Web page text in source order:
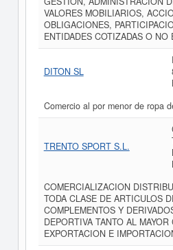
VALORES MOBILIARIOS,
OBLIGACIONES,
ENTIDADES COTIZADAS O NO
DITON SL
Comercio al por menor de ropa
TRENTO SPORT S.L.
COMERCIALIZACION
TODA CLASE DE ARTICULOS
COMPLEMENTOS Y
DEPORTIVA TANTO AL
EXPORTACION E